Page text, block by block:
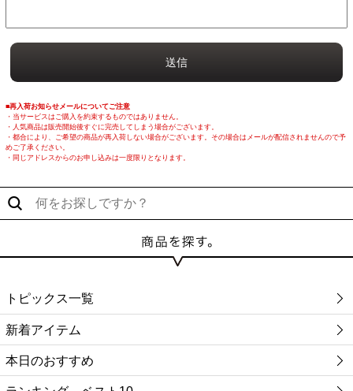
■再入荷お知らせメールについてご注意
・当サービスはご購入を約束するものではありません。
・人気商品は販売開始後すぐに完売してしまう場合がございます。
・都合により、ご希望の商品が再入荷しない場合がございます。その場合はメールが配信されませんので予
めご了承ください。
・同じアドレスからのお申し込みは一度限りとなります。
トピックス一覧
新着アイテム
本日のおすすめ